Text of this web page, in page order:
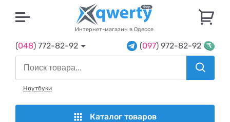
Интернет-магазин в Одессе
(048) 772-82-92 (097) 972-82-92
Ноутбуки
Каталог товаров